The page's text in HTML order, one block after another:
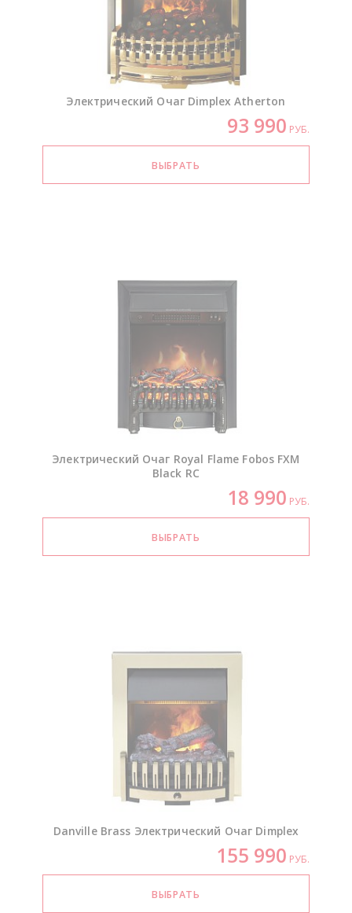
Электрический Очаг Dimplex Atherton
93 990 РУБ.
Электрический Очаг Royal Flame Fobos FXM
Black RC
18 990 РУБ.
Danville Brass Электрический Очаг Dimplex
155 990 РУБ.